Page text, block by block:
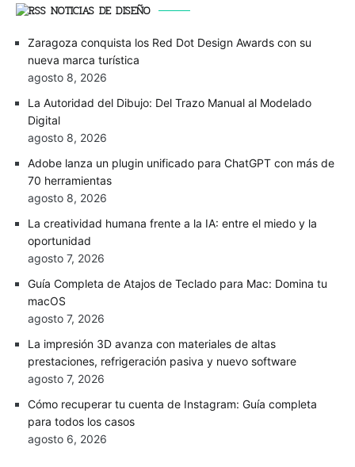
NOTICIAS DE DISEÑO
Zaragoza conquista los Red Dot Design Awards con su
nueva marca turística
agosto 8, 2026
La Autoridad del Dibujo: Del Trazo Manual al Modelado
Digital
agosto 8, 2026
Adobe lanza un plugin unificado para ChatGPT con más de
70 herramientas
agosto 8, 2026
La creatividad humana frente a la IA: entre el miedo y la
oportunidad
agosto 7, 2026
Guía Completa de Atajos de Teclado para Mac: Domina tu
macOS
agosto 7, 2026
La impresión 3D avanza con materiales de altas
prestaciones, refrigeración pasiva y nuevo software
agosto 7, 2026
Cómo recuperar tu cuenta de Instagram: Guía completa
para todos los casos
agosto 6, 2026